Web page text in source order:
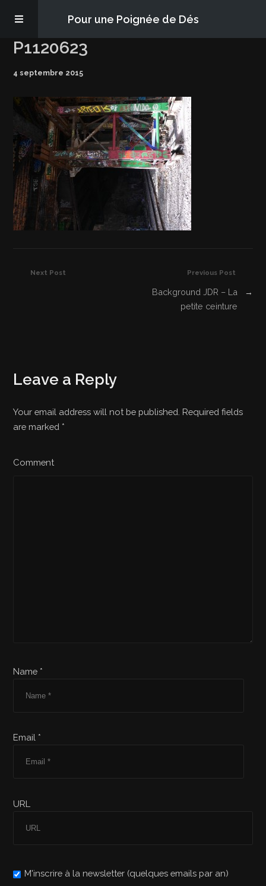
Pour une Poignée de Dés
Les épisodes
S’abonner
Blog
À propos
P1120623
4 septembre 2015
Previous Post
Background JDR – La
petite ceinture
→
Next Post
Leave a Reply
Your email address will not be published. Required fields
are marked *
Comment
Name *
Email *
URL
M'inscrire à la newsletter (quelques emails par an)